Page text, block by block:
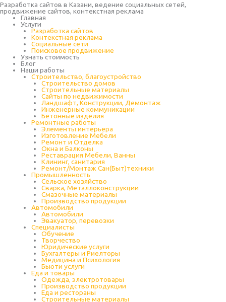
Разработка сайтов в Казани, ведение социальных сетей,
продвижение сайтов, контекстная реклама
Главная
Услуги
Разработка сайтов
Контекстная реклама
Социальные сети
Поисковое продвижение
Узнать стоимость
Блог
Наши работы
Строительство, благоустройство
Строительство домов
Строительные материалы
Сайты по недвижимости
Ландшафт, Конструкции, Демонтаж
Инженерные коммуникации
Бетонные изделия
Ремонтные работы
Элементы интерьера
Изготовление Мебели
Ремонт и Отделка
Окна и Балконы
Реставрация Мебели, Ванны
Клининг, санитария
Ремонт/Монтаж Сан(Быт)техники
Промышленность
Cельское хозяйство
Сварка, Металлоконструкции
Cмазочные материалы
Производство продукции
Автомобили
Автомобили
Эвакуатор, перевозки
Специалисты
Обучение
Творчество
Юридические услуги
Бухгалтеры и Риелторы
Медицина и Психология
Бьюти услуги
Еда и товары
Одежда, электротовары
Производство продукции
Еда и рестораны
Строительные материалы